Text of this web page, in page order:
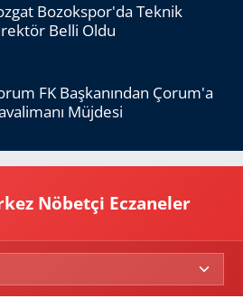
Bozokspor'da Teknik
Belli Oldu
FK Başkanından Çorum'a
Müjdesi
Nöbetçi Eczaneler